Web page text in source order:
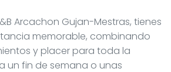
Arcachon Gujan-Mestras, tienes
memorable, combinando
y placer para toda la
un fin de semana o unas